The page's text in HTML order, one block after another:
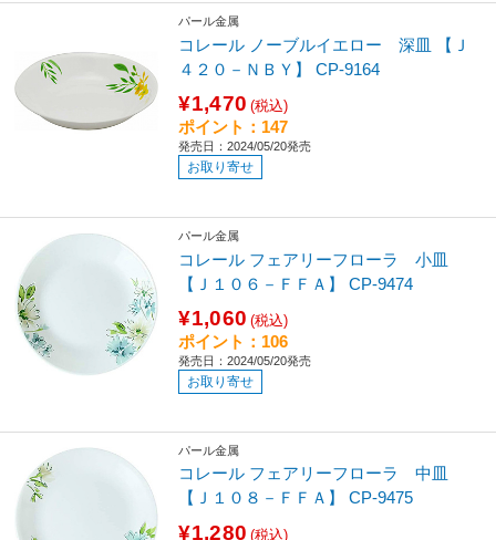
パール金属
コレール ノーブルイエロー 深皿 【Ｊ
４２０－ＮＢＹ】 CP-9164
¥1,470 (税込)
ポイント：147
発売日：2024/05/20発売
お取り寄せ
パール金属
コレール フェアリーフローラ 小皿
【Ｊ１０６－ＦＦＡ】 CP-9474
¥1,060 (税込)
ポイント：106
発売日：2024/05/20発売
お取り寄せ
パール金属
コレール フェアリーフローラ 中皿
【Ｊ１０８－ＦＦＡ】 CP-9475
¥1,280 (税込)